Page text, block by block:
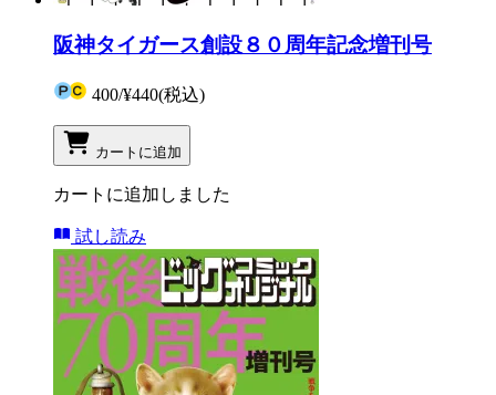
阪神タイガース創設８０周年記念増刊号
400/¥440(税込)
カートに追加
カートに追加しました
試し読み